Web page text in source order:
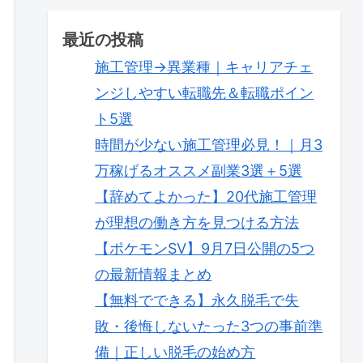
最近の投稿
施工管理→異業種｜キャリアチェ
ンジしやすい転職先＆転職ポイン
ト5選
時間が少ない施工管理必見！｜月3
万稼げるオススメ副業3選＋5選
【辞めてよかった】20代施工管理
が理想の働き方を見つける方法
【ポケモンSV】9月7日公開の5つ
の最新情報まとめ
【無料でできる】永久脱毛で失
敗・後悔しないたった3つの事前準
備｜正しい脱毛の始め方